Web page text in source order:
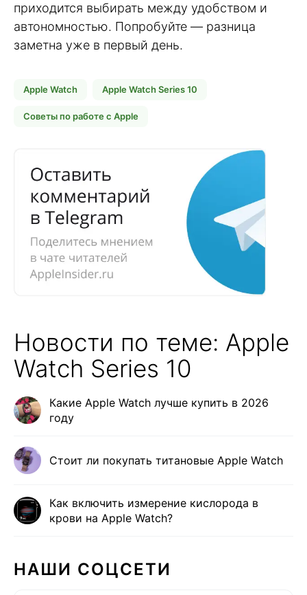
приходится выбирать между удобством и
автономностью. Попробуйте — разница
заметна уже в первый день.
Apple Watch Apple Watch Series 10
Советы по работе с Apple
Новости по теме: Apple
Watch Series 10
Какие Apple Watch лучше купить в 2026
году
Стоит ли покупать титановые Apple Watch
Как включить измерение кислорода в
крови на Apple Watch?
НАШИ СОЦСЕТИ